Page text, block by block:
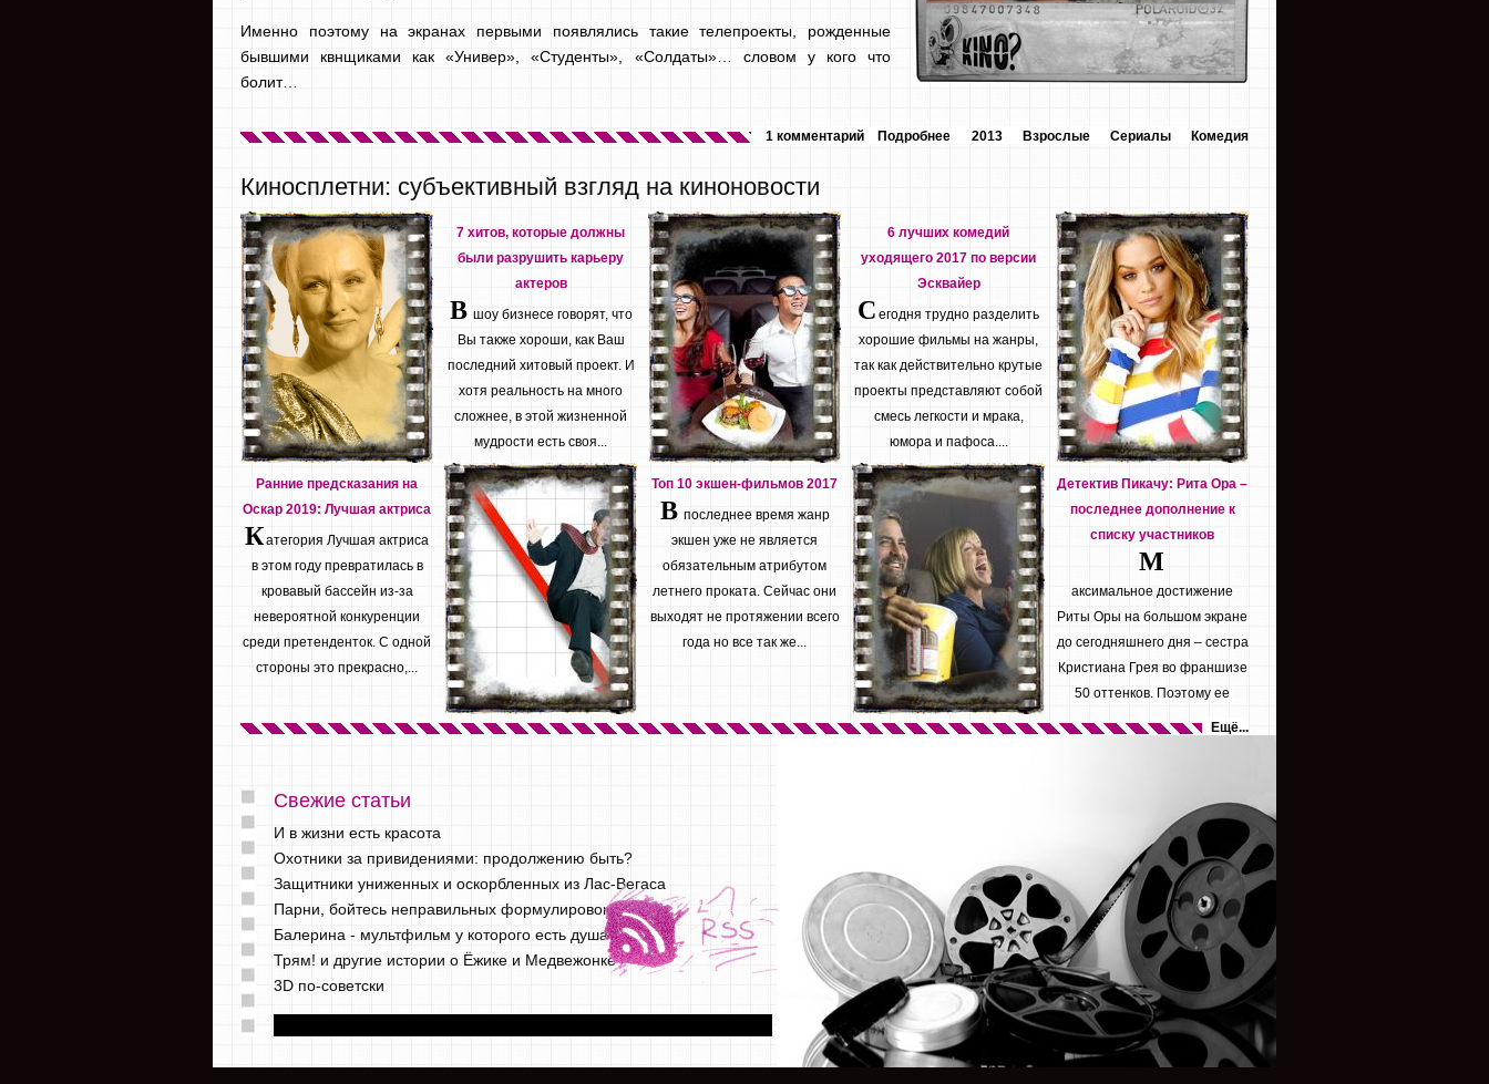
Именно поэтому на экранах первыми появлялись такие телепроекты, рожденные
бывшими квнщиками как «Универ», «Студенты», «Солдаты»… словом у кого что
болит…
2013 Взрослые Сериалы Комедия
1 комментарий Подробнее
Киносплетни: субъективный взгляд на киноновости
Ранние предсказания на
Оскар 2019: Лучшая актриса
Категория Лучшая актриса
в этом году превратилась в
кровавый бассейн из-за
невероятной конкуренции
среди претенденток. С одной
стороны это прекрасно,...
7 хитов, которые должны
были разрушить карьеру
актеров
В шоу бизнесе говорят, что
Вы также хороши, как Ваш
последний хитовый проект. И
хотя реальность на много
сложнее, в этой жизненной
мудрости есть своя...
Топ 10 экшен-фильмов 2017
В последнее время жанр
экшен уже не является
обязательным атрибутом
летнего проката. Сейчас они
выходят не протяжении всего
года но все так же...
6 лучших комедий
уходящего 2017 по версии
Эсквайер
С егодня трудно разделить
хорошие фильмы на жанры,
так как действительно крутые
проекты представляют собой
смесь легкости и мрака,
юмора и пафоса....
Детектив Пикачу: Рита Ора –
последнее дополнение к
списку участников
М
аксимальное достижение
Риты Оры на большом экране
до сегодняшнего дня – сестра
Кристиана Грея во франшизе
50 оттенков. Поэтому ее
Ещё...
Свежие статьи
И в жизни есть красота
Охотники за привидениями: продолжению быть?
Защитники униженных и оскорбленных из Лас-Вегаса
Парни, бойтесь неправильных формулировок
Балерина - мультфильм у которого есть душа
Трям! и другие истории о Ёжике и Медвежонке
3D по-советски